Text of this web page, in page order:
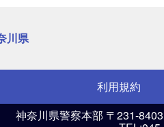
川県
利用規約
神奈川県警察本部 〒231-